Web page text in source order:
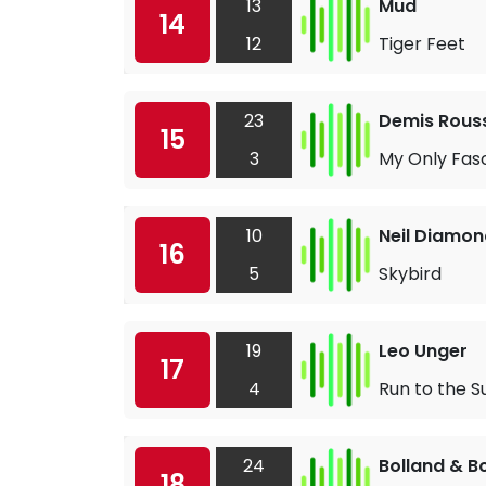
14
13
12
Mud
Tiger Feet
15
23
3
Demis
My Only
16
10
5
Neil
Skybird
17
19
4
Leo Unger
Run to the
24
Bolland &